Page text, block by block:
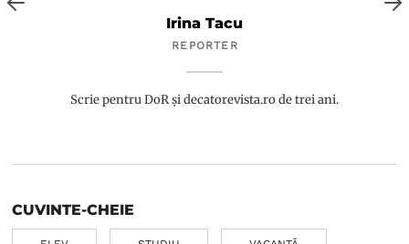
Irina Tacu
REPORTER
Scrie pentru DoR și decatorevista.ro de trei ani.
CUVINTE-CHEIE